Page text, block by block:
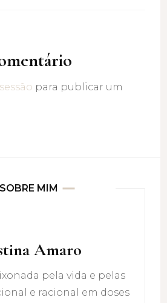
para publicar um
SOBRE MIM
Amaro
pela vida e pelas
e racional em doses